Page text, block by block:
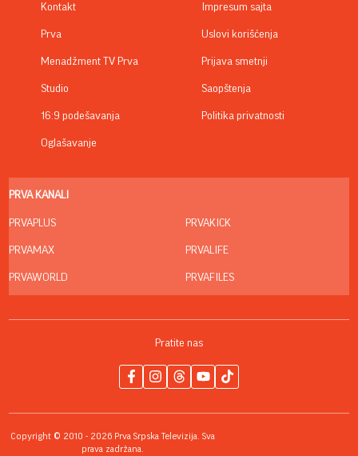
Kontakt
Prva
Menadžment TV Prva
Studio
16:9 podešavanja
Oglašavanje
Impresum sajta
Uslovi korišćenja
Prijava smetnji
Saopštenja
Politika privatnosti
PRVA KANALI
PRVAPLUS
PRVAMAX
PRVAWORLD
PRVAKICK
PRVALIFE
PRVAFILES
Pratite nas
Copyright © 2010 - 2026 Prva Srpska Televizija. Sva
prava zadržana.